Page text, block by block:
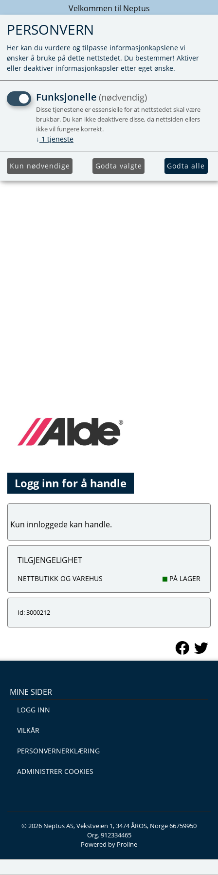
Velkommen til Neptus
PAKNING TIL ALDE
VIFTEMOTOR
Logg inn for å handle
Kun innloggede kan handle.
TILGJENGELIGHET
NETTBUTIKK OG VAREHUS PÅ LAGER
Id: 3000212
MINE SIDER
LOGG INN
VILKÅR
PERSONVERNERKLÆRING
ADMINISTRER COOKIES
© 2026 Neptus AS, Vekstveien 1, 3474 ÅROS, Norge 66759950
Org. 912334465
Powered by Proline
PERSONVERN
Her kan du vurdere og tilpasse informasjonkapslene vi
ønsker å bruke på dette nettstedet. Du bestemmer! Aktiver
eller deaktiver informasjonkapsler etter eget ønske.
Funksjonelle (nødvendig)
Disse tjenestene er essensielle for at nettstedet skal være
brukbar. Du kan ikke deaktivere disse, da nettsiden ellers
ikke vil fungere korrekt.
↓ 1 tjeneste
Kun nødvendige Godta valgte Godta alle